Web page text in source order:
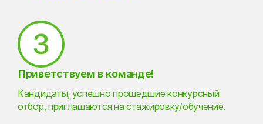
Приветствуем в команде!
Кандидаты, успешно прошедшие конкурсный
отбор, приглашаются на стажировку/обучение.